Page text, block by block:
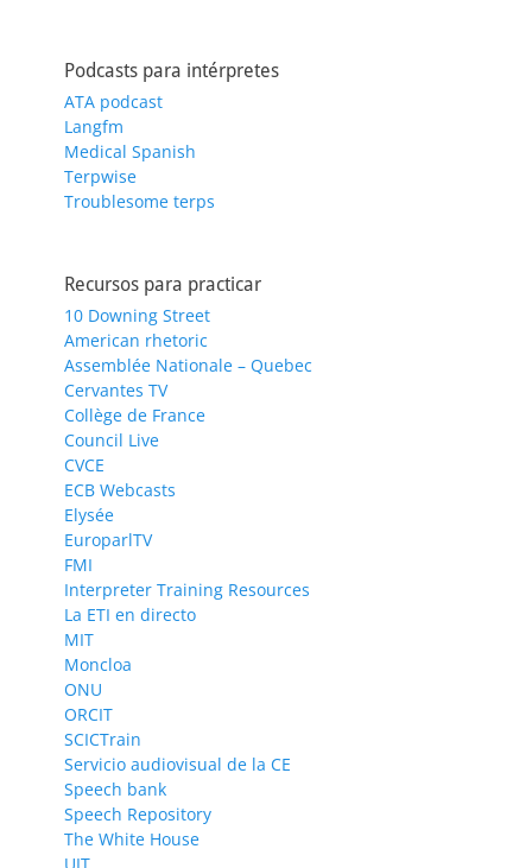
Podcasts para intérpretes
ATA podcast
Langfm
Medical Spanish
Terpwise
Troublesome terps
Recursos para practicar
10 Downing Street
American rhetoric
Assemblée Nationale – Quebec
Cervantes TV
Collège de France
Council Live
CVCE
ECB Webcasts
Elysée
EuroparlTV
FMI
Interpreter Training Resources
La ETI en directo
MIT
Moncloa
ONU
ORCIT
SCICTrain
Servicio audiovisual de la CE
Speech bank
Speech Repository
The White House